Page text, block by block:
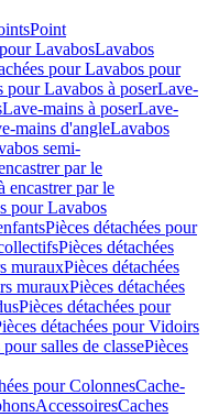
Point
LavabosLavabos
pour Lavabos pour
pour Lavabos à poserLave-
Lave-mains à poserLave-
mains d'angleLavabos
semi-
par le
encastrer par le
pour Lavabos
Pièces détachées pour
Pièces détachées
murauxPièces détachées
murauxPièces détachées
Pièces détachées pour
détachées pour Vidoirs
salles de classePièces
pour ColonnesCache-
AccessoiresCaches